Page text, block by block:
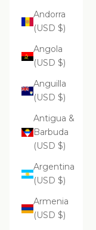
Andorra
(USD $)
Angola
(USD $)
Anguilla
(USD $)
Antigua &
Barbuda
(USD $)
Argentina
(USD $)
Armenia
(USD $)